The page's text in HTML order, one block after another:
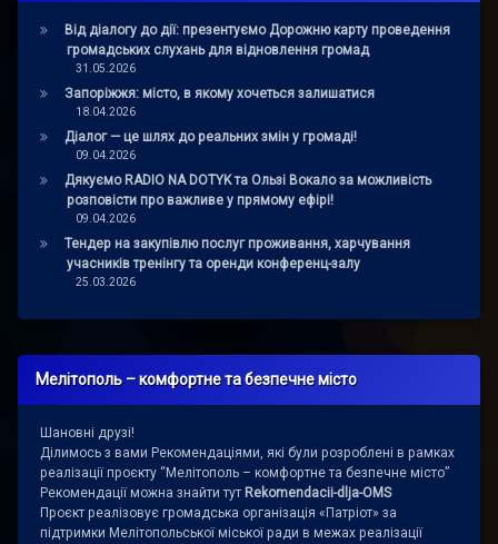
Від діалогу до дії: презентуємо Дорожню карту проведення
громадських слухань для відновлення громад
31.05.2026
Запоріжжя: місто, в якому хочеться залишатися
18.04.2026
Діалог — це шлях до реальних змін у громаді!
09.04.2026
Дякуємо RADIO NA DOTYK та Ользі Вокало за можливість
розповісти про важливе у прямому ефірі!
09.04.2026
Тендер на закупівлю послуг проживання, харчування
учасників тренінгу та оренди конференц-залу
25.03.2026
Мелітополь – комфортне та безпечне місто
Шановні друзі!
Ділимось з вами Рекомендаціями, які були розроблені в рамках
реалізації проєкту “Мелітополь – комфортне та безпечне місто”
Рекомендації можна знайти тут Rekomendacii-dlja-OMS
Проєкт реалізовує громадська організація «Патріот» за
підтримки Мелітопольської міської ради в межах реалізації